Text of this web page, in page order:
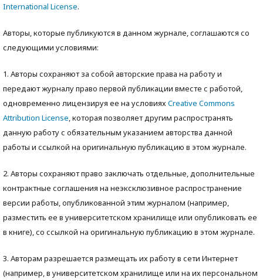
International License.
Авторы, которые публикуются в данном журнале, соглашаются со
следующими условиями:
1. Авторы сохраняют за собой авторские права на работу и
передают журналу право первой публикации вместе с работой,
одновременно лицензируя ее на условияхCreative Commons
Attribution License, которая позволяет другим распространять
данную работу с обязательным указанием авторства данной
работы и ссылкой на оригинальную публикацию в этом журнале.
2. Авторы сохраняют право заключать отдельные, дополнительные
контрактные соглашения на неэксклюзивное распространение
версии работы, опубликованной этим журналом (например,
разместить ее в университетском хранилище или опубликовать ее
в книге), со ссылкой на оригинальную публикацию в этом журнале.
3. Авторам разрешается размещать их работу в сети Интернет
(например, в университетском хранилище или на их персональном